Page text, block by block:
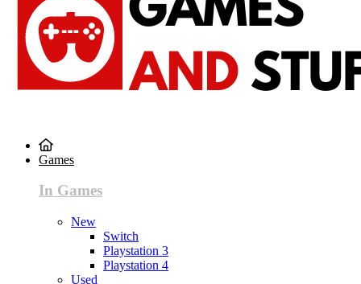
Games
In Games
New
Switch
Playstation 3
Playstation 4
Used